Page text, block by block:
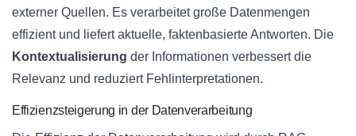
externer Quellen. Es verarbeitet große Datenmengen
effizient und liefert aktuelle, faktenbasierte Antworten. Die
Kontextualisierung der Informationen verbessert die
Relevanz und reduziert Fehlinterpretationen.
Effizienzsteigerung in der Datenverarbeitung